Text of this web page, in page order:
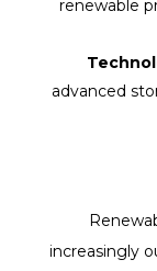
renewable
advanced
increasingly